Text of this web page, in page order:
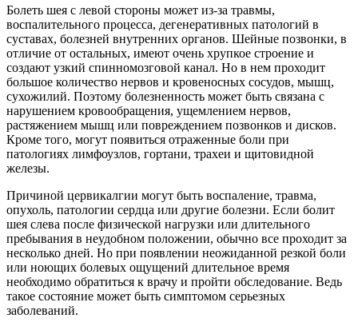
Болеть шея с левой стороны может из-за травмы,
воспалительного процесса, дегенеративных патологий в
суставах, болезней внутренних органов. Шейные позвонки, в
отличие от остальных, имеют очень хрупкое строение и
создают узкий спинномозговой канал. Но в нем проходит
большое количество нервов и кровеносных сосудов, мышц,
сухожилий. Поэтому болезненность может быть связана с
нарушением кровообращения, ущемлением нервов,
растяжением мышц или повреждением позвонков и дисков.
Кроме того, могут появиться отраженные боли при
патологиях лимфоузлов, гортани, трахеи и щитовидной
железы.
Причиной цервикалгии могут быть воспаление, травма,
опухоль, патологии сердца или другие болезни. Если болит
шея слева после физической нагрузки или длительного
пребывания в неудобном положении, обычно все проходит за
несколько дней. Но при появлении неожиданной резкой боли
или ноющих болевых ощущений длительное время
необходимо обратиться к врачу и пройти обследование. Ведь
такое состояние может быть симптомом серьезных
заболеваний.